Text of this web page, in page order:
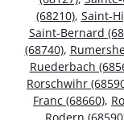
(68210), Saint-
Saint-Bernard
(68740),
Ruederbach
Rorschwihr
Franc (68660),